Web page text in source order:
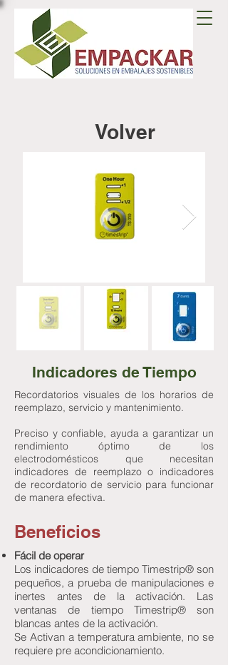
Volver
Indicadores de Tiempo
Recordatorios visuales de los horarios de
reemplazo, servicio y mantenimiento.
Preciso y confiable, ayuda a garantizar un
rendimiento óptimo de los
electrodomésticos que necesitan
indicadores de reemplazo o indicadores
de recordatorio de servicio para funcionar
de manera efectiva.
Beneficios
Fácil de operar
Los indicadores de tiempo Timestrip® son
pequeños, a prueba de manipulaciones e
inertes antes de la activación. Las
ventanas de tiempo Timestrip® son
blancas antes de la activación.
Se Activan a temperatura ambiente, no se
requiere pre acondicionamiento.